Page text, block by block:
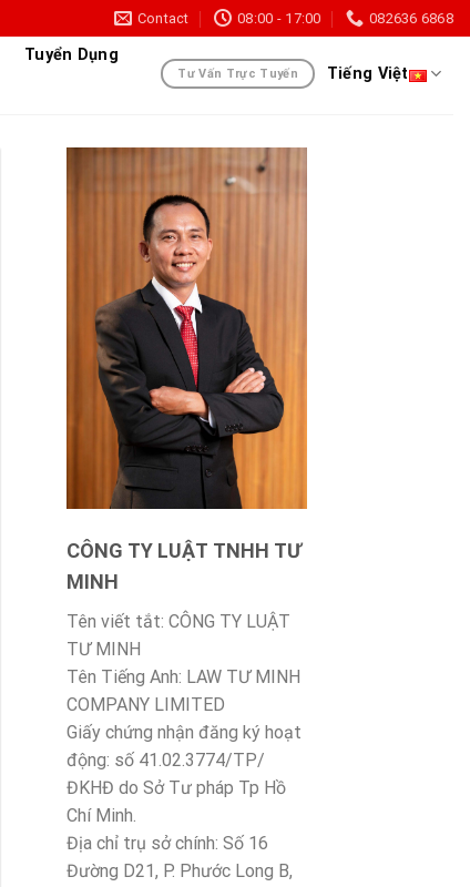
Contact 08:00 - 17:00 082636 6868
Tuyển Dụng
Tư Vấn Trực Tuyến Tiếng Việt
CÔNG TY LUẬT TNHH TƯ
MINH
Tên viết tắt: CÔNG TY LUẬT
TƯ MINH
Tên Tiếng Anh: LAW TƯ MINH
COMPANY LIMITED
Giấy chứng nhận đăng ký hoạt
động: số 41.02.3774/TP/
ĐKHĐ do Sở Tư pháp Tp Hồ
Chí Minh.
Địa chỉ trụ sở chính: Số 16
Đường D21, P. Phước Long B,